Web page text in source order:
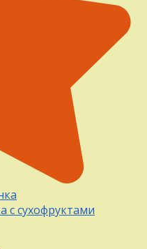
с сухофруктами